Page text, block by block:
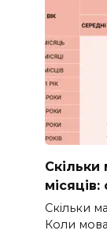
Скільки
Скільки
Коли